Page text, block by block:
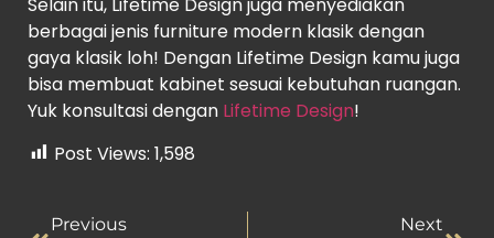
Selain itu, Lifetime Design juga menyediakan
berbagai jenis furniture modern klasik dengan
gaya klasik loh! Dengan Lifetime Design kamu juga
bisa membuat kabinet sesuai kebutuhan ruangan.
Yuk konsultasi dengan Lifetime Design!
Post Views: 1,598
Previous Next